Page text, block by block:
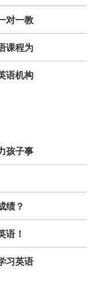
对一教
课程为
语机构
孩子事
绩？
语！
习英语